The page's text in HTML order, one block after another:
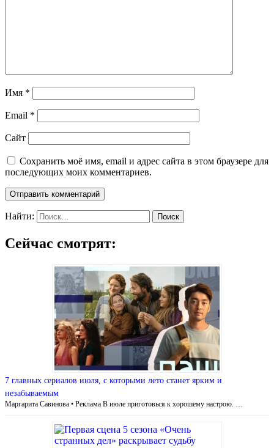
Имя *
Email *
Сайт
Сохранить моё имя, email и адрес сайта в этом браузере для
последующих моих комментариев.
Найти:
Сейчас смотрят:
7 главных сериалов июля, с которыми лето станет ярким и
незабываемым
Маргарита Савинова • Реклама В июле приготовься к хорошему настрою. …